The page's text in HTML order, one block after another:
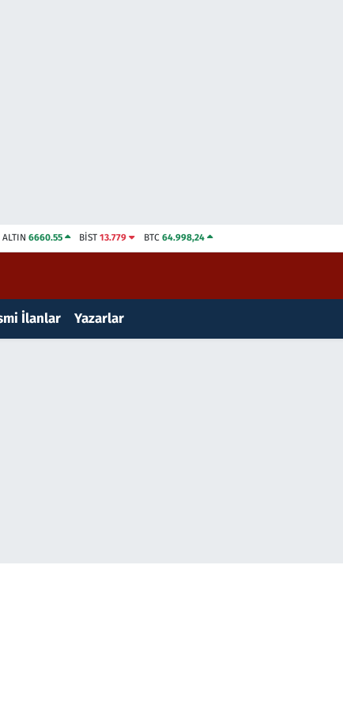
ALTIN 6660.55 BİST13.779 BTC 64.998,24
İlanlar Yazarlar